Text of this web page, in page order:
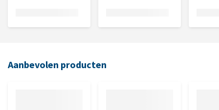
Aanbevolen producten